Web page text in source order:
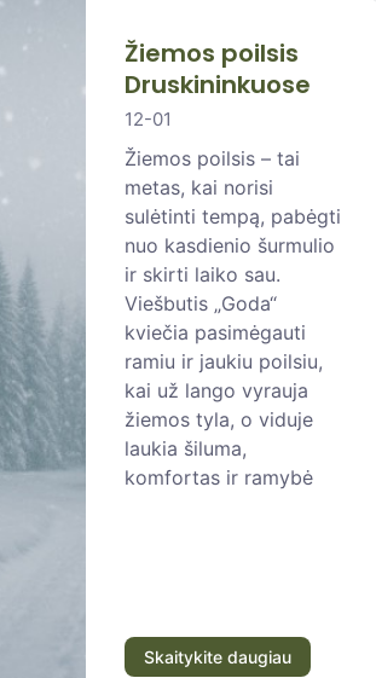
Žiemos poilsis
Druskininkuose
12-01
Žiemos poilsis – tai
metas, kai norisi
sulėtinti tempą, pabėgti
nuo kasdienio šurmulio
ir skirti laiko sau.
Viešbutis „Goda“
kviečia pasimėgauti
ramiu ir jaukiu poilsiu,
kai už lango vyrauja
žiemos tyla, o viduje
laukia šiluma,
komfortas ir ramybė
Skaitykite daugiau